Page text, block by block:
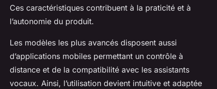
Ces caractéristiques contribuent à la praticité et à
l’autonomie du produit.
Les modèles les plus avancés disposent aussi
d’applications mobiles permettant un contrôle à
distance et de la compatibilité avec les assistants
vocaux. Ainsi, l’utilisation devient intuitive et adaptée